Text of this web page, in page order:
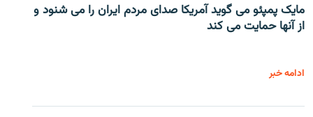
مایک پمپئو می گوید آمریکا صدای مردم ایران را می شنود و
از آنها حمایت می کند
ادامه خبر